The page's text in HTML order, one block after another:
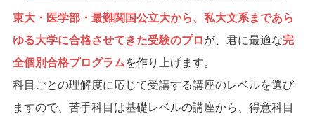
東大・医学部・最難関国公立大から、私大文系まであら
ゆる大学に合格させてきた受験のプロが、君に最適な完
全個別合格プログラムを作り上げます。
科目ごとの理解度に応じて受講する講座のレベルを選び
ますので、苦手科目は基礎レベルの講座から、得意科目